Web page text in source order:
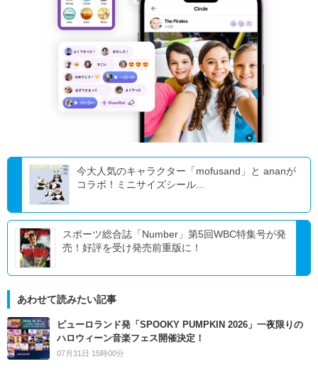
今大人気のキャラクター「mofusand」と ananが
コラボ！ミニサイズシール...
スポーツ総合誌「Number」第5回WBC特集号が発
売！好評を受け発売前重版に！
あわせて読みたい記事
ピューロランド発「SPOOKY PUMPKIN 2026」一夜限りの
ハロウィーン音楽フェス開催決定！
07月31日 15時00分